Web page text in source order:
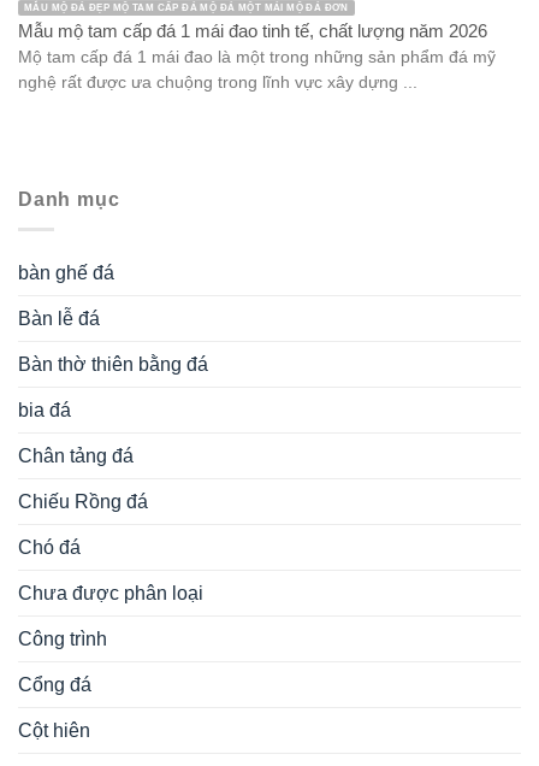
MẪU MỘ ĐÁ ĐẸP MỘ TAM CẤP ĐÁ MỘ ĐÁ MỘT MÁI MỘ ĐÁ ĐƠN
Mẫu mộ tam cấp đá 1 mái đao tinh tế, chất lượng năm 2026
Mộ tam cấp đá 1 mái đao là một trong những sản phẩm đá mỹ
nghệ rất được ưa chuộng trong lĩnh vực xây dựng ...
Danh mục
bàn ghế đá
Bàn lễ đá
Bàn thờ thiên bằng đá
bia đá
Chân tảng đá
Chiếu Rồng đá
Chó đá
Chưa được phân loại
Công trình
Cổng đá
Cột hiên